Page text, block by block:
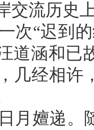
交流历史
次“迟到
道涵和已
几经相许
月嬗递。